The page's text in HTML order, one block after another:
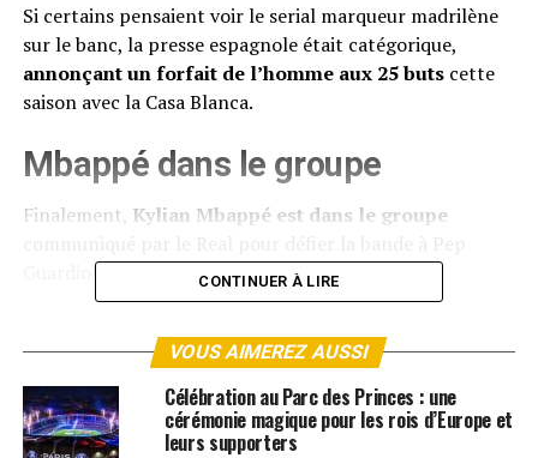
Si certains pensaient voir le serial marqueur madrilène
sur le banc, la presse espagnole était catégorique,
annonçant un forfait de l’homme aux 25 butscette
saison avec la Casa Blanca.
Mbappé dans le groupe
Finalement, Kylian Mbappé est dans le groupe
Guardiola.
est actuellement le danger numéro un de l’attaque
merengue ou si Xabi Alonso jouera la sécurité en le
laissant sur le banc.
CONTINUER À LIRE
VOUS AIMEREZ AUSSI
Célébration au Parc des Princes : une
cérémonie magique pour les rois d’Europe et
leurs supporters